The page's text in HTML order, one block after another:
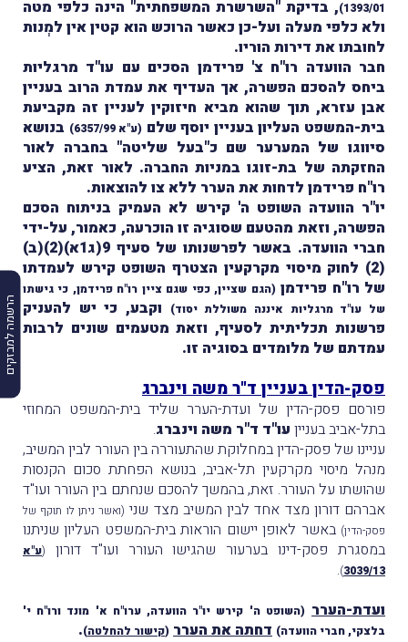
הרשמה למבזקים
1393/01) , בדיקת "השרשרת המשפחתית" הינה כלפי מטה
ולא כלפי מעלה ועל-כן כאשר הרוכש הוא קטין אין למְנות
לחובתו את דירות הוריו.
חבר הוועדה רו"ח צ' פרידמן הסכים עם עו"ד מרגליות
ביחס להסכם הפשרה, אך העדיף את עמדת הרוב בעניין
אבן עזרא, תוך שהוא מביא חיזוקין לעניין זה מקביעת
בית-המשפט העליון בעניין יוסף שלם (ע"א 6357/99)
בנושא
סיווגו של המערער שם כ"בעל שליטה" בחברה לאור
החזקתה של בת-זוגו במניות החברה. לאור זאת, הציע
רו"ח פרידמן לדחות את הערר ללא צו להוצאות.
יו"ר הוועדה השופט ה' קירש לא העמיק בניתוח הסכם
הפשרה, וזאת מהטעם שסוגיה זו הוכרעה, כאמור, על-ידי
חברי הוועדה. באשר לפרשנותו של סעיף 9(ג1א)(2)(ב)
(2) לחוק מיסוי מקרקעין הצטרף השופט קירש לעמדתו
של רו"ח פרידמן (הגם שציין, כפי שגם ציין רו"ח פרידמן, כי גישתו
של עו"ד מרגליות איננה משוללת יסוד)
וקבע, כי יש להעניק
פרשנות תכליתית לסעיף, וזאת מטעמים שונים לרבות
עמדתם של מלומדים בסוגיה זו.
פסק-הדין בעניין ד"ר משה וינברג
פורסם פסק-הדין של ועדת-הערר שליד בית-המשפט המחוזי
בתל-אביב בעניין עו"ד ד"ר משה וינברג.
עניינו של פסק-הדין במחלוקת שהתעוררה בין העורר לבין המשיב,
מנהל מיסוי מקרקעין תל-אביב, בנושא הפחתת סכום הקנסות
שהושתו על העורר. זאת, בהמשך להסכם שנחתם בין העורר ועו"ד
אברהם דורון מצד אחד לבין המשיב מצד שני (ואשר ניתן לו תוקף של
פסק-הדין) באשר לאופן יישום הוראות בית-המשפט העליון שניתנו
במסגרת פסק-דינו בערעור שהגישו העורר ועו"ד דורון
(ע"א
3039/13
)
.
ועדת-הערר (השופט ה' קירש יו"ר הוועדה, ערו"ח א' מונד ורו"ח י'
בלצקי, חברי הוועדה) דחתה את הערר (קישור להחלטה)
.